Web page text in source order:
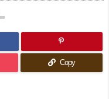
Copy